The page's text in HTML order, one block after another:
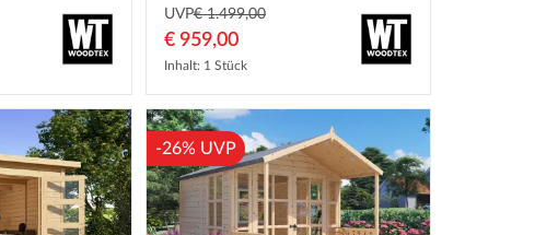
UVP€ 1.499,00
€ 959,00
Inhalt: 1 Stück
-26% UVP